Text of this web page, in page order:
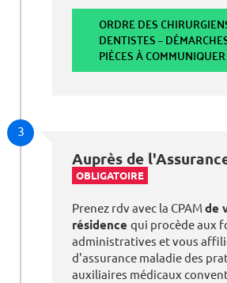
ORDRE DES
DENTISTES –
PIÈCES À COMMUNIQUER
3
Auprès de
OBLIGATOIRE
Prenez rdv avec la CPAM de
résidence qui procède aux
administratives et vous
d'assurance maladie des
auxiliaires médicaux